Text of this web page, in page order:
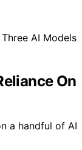
On
a handful of AI